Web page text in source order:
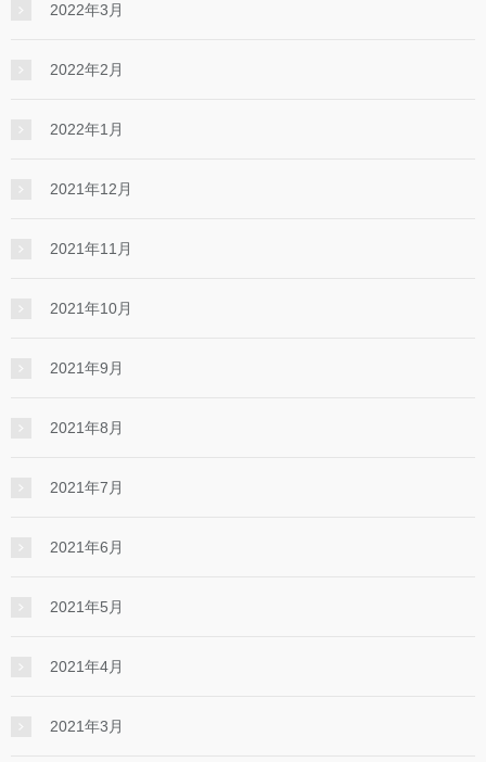
2022年3月
2022年2月
2022年1月
2021年12月
2021年11月
2021年10月
2021年9月
2021年8月
2021年7月
2021年6月
2021年5月
2021年4月
2021年3月